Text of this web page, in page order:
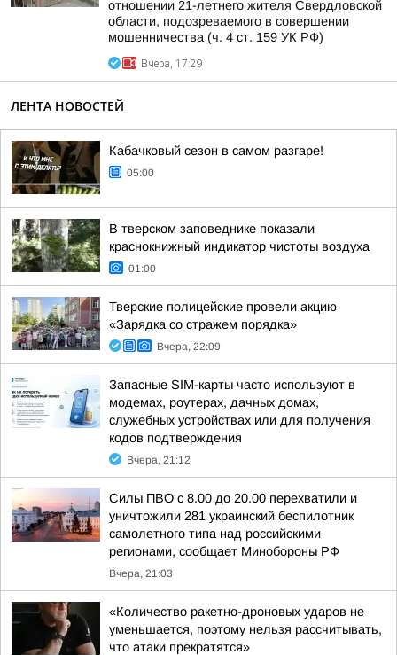
отношении 21-летнего жителя Свердловской
области, подозреваемого в совершении
мошенничества (ч. 4 ст. 159 УК РФ)
Вчера, 17:29
ЛЕНТА НОВОСТЕЙ
Кабачковый сезон в самом разгаре!
05:00
В тверском заповеднике показали
краснокнижный индикатор чистоты воздуха
01:00
Тверские полицейские провели акцию
«Зарядка со стражем порядка»
Вчера, 22:09
Запасные SIM-карты часто используют в
модемах, роутерах, дачных домах,
служебных устройствах или для получения
кодов подтверждения
Вчера, 21:12
Силы ПВО с 8.00 до 20.00 перехватили и
уничтожили 281 украинский беспилотник
самолетного типа над российскими
регионами, сообщает Минобороны РФ
Вчера, 21:03
«Количество ракетно-дроновых ударов не
уменьшается, поэтому нельзя рассчитывать,
что атаки прекратятся»